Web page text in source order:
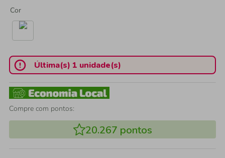
Cor
Última(s) 1 unidade(s)
Compre com pontos:
20.267 pontos